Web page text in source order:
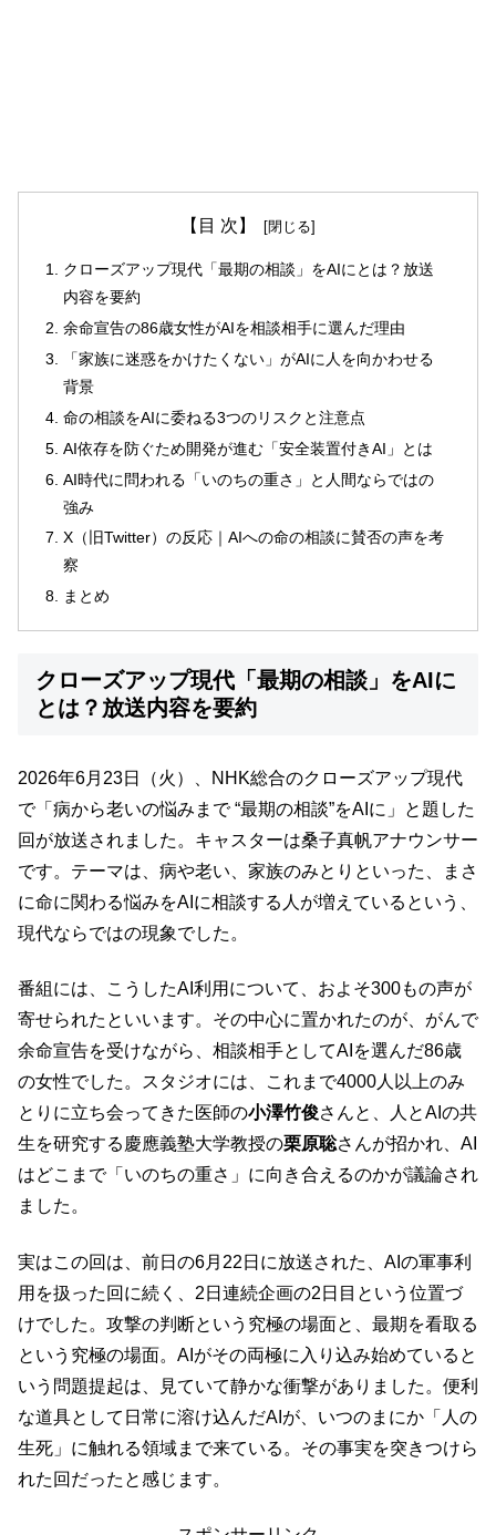
【目 次】
クローズアップ現代「最期の相談」をAIにとは？放送
内容を要約
余命宣告の86歳女性がAIを相談相手に選んだ理由
「家族に迷惑をかけたくない」がAIに人を向かわせる
背景
命の相談をAIに委ねる3つのリスクと注意点
AI依存を防ぐため開発が進む「安全装置付きAI」とは
AI時代に問われる「いのちの重さ」と人間ならではの
強み
X（旧Twitter）の反応｜AIへの命の相談に賛否の声を考
察
まとめ
クローズアップ現代「最期の相談」をAIに
とは？放送内容を要約
2026年6月23日（火）、NHK総合のクローズアップ現代
で「病から老いの悩みまで “最期の相談”をAIに」と題した
回が放送されました。キャスターは桑子真帆アナウンサー
です。テーマは、病や老い、家族のみとりといった、まさ
に命に関わる悩みをAIに相談する人が増えているという、
現代ならではの現象でした。
番組には、こうしたAI利用について、およそ300もの声が
寄せられたといいます。その中心に置かれたのが、がんで
余命宣告を受けながら、相談相手としてAIを選んだ86歳
の女性でした。スタジオには、これまで4000人以上のみ
とりに立ち会ってきた医師の小澤竹俊さんと、人とAIの共
生を研究する慶應義塾大学教授の栗原聡さんが招かれ、AI
はどこまで「いのちの重さ」に向き合えるのかが議論され
ました。
実はこの回は、前日の6月22日に放送された、AIの軍事利
用を扱った回に続く、2日連続企画の2日目という位置づ
けでした。攻撃の判断という究極の場面と、最期を看取る
という究極の場面。AIがその両極に入り込み始めていると
いう問題提起は、見ていて静かな衝撃がありました。便利
な道具として日常に溶け込んだAIが、いつのまにか「人の
生死」に触れる領域まで来ている。その事実を突きつけら
れた回だったと感じます。